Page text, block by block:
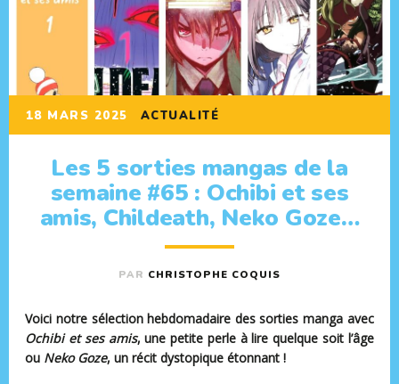
18 MARS 2025 ACTUALITÉ
Les 5 sorties mangas de la
semaine #65 : Ochibi et ses
amis, Childeath, Neko Goze…
PAR CHRISTOPHE COQUIS
Voici notre sélection hebdomadaire des sorties manga avec
Ochibi et ses amis, une petite perle à lire quelque soit l’âge
ou Neko Goze, un récit dystopique étonnant !